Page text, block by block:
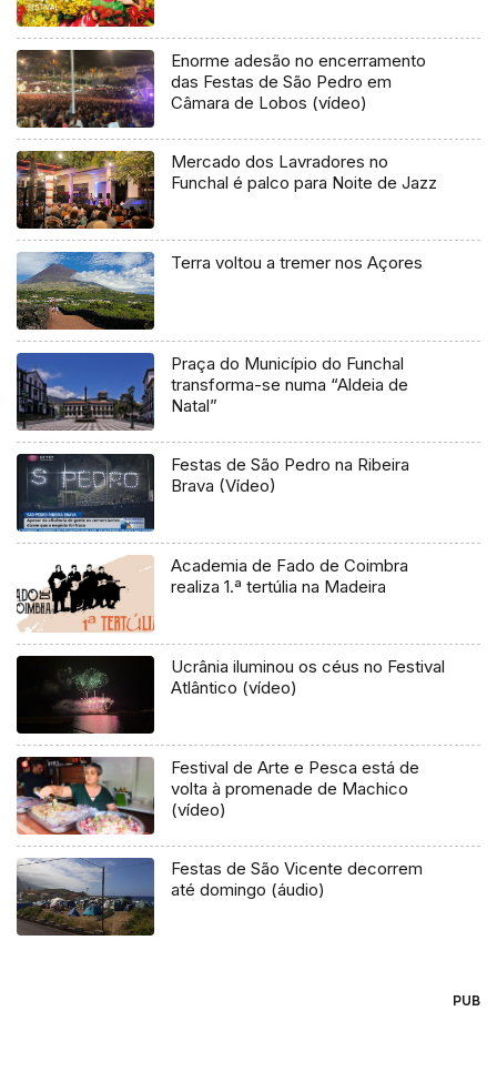
Enorme adesão no encerramento
das Festas de São Pedro em
Câmara de Lobos (vídeo)
Mercado dos Lavradores no
Funchal é palco para Noite de Jazz
Terra voltou a tremer nos Açores
Praça do Município do Funchal
transforma-se numa “Aldeia de
Natal”
Festas de São Pedro na Ribeira
Brava (Vídeo)
Academia de Fado de Coimbra
realiza 1.ª tertúlia na Madeira
Ucrânia iluminou os céus no Festival
Atlântico (vídeo)
Festival de Arte e Pesca está de
volta à promenade de Machico
(vídeo)
Festas de São Vicente decorrem
até domingo (áudio)
PUB